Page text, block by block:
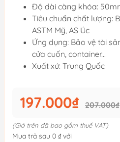
Độ dài càng khóa:
Tiêu chuẩn chất lượng:
ASTM Mỹ, AS Úc
Ứng dụng: Bảo vệ tài
cửa cuốn, container...
Xuất xứ: Trung Quốc
197.000₫ 207.000₫
(Giá trên đã bao gồm thuế VAT)
Mua trả sau 0 ₫ với